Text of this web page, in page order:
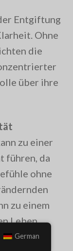
Entgiftung
Ohne
die
über ihre
zu einer
führen, da
ohne
zu einem
Leben
German